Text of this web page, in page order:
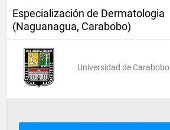
Especialización de Dermatologia
(Naguanagua, Carabobo)
Universidad de Carabobo